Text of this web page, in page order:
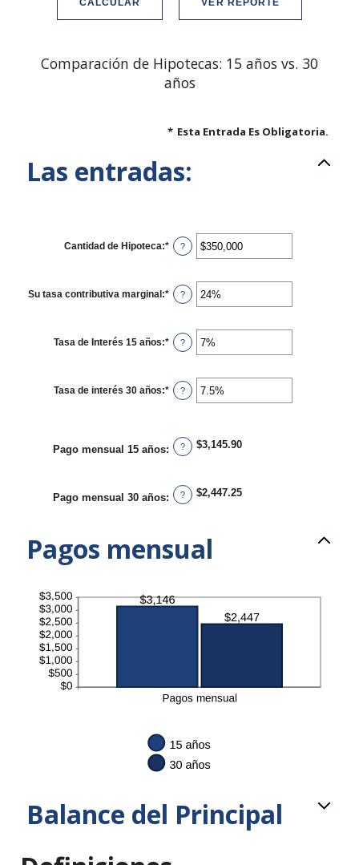
Comparación de Hipotecas: 15 años vs. 30
años
* Esta Entrada Es Obligatoria.
Las entradas:
Cantidad de Hipoteca:* Ingresa
un
$0
y
?
Su tasa contributiva marginal:* Ingresa
un
0%
y
?
Tasa de Interés 15 años:* Ingresa
un
0%
y
?
Tasa de interés 30 años:* Ingresa
un
0%
y
50%
?
Pago mensual 15 años: ? $3,145.90
Pago mensual 30 años: ? $2,447.25
Pagos mensual
Balance del Principal